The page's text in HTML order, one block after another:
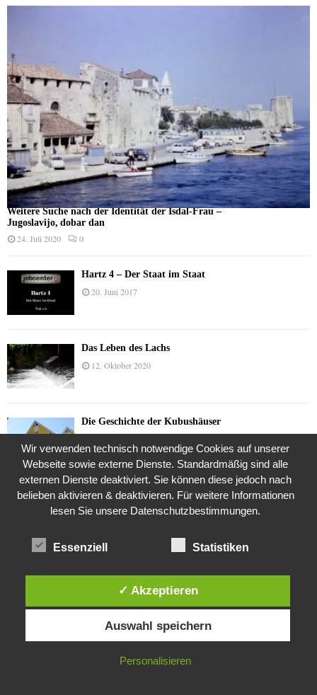
Weitere Suche nach der Identität der Isdal-Frau –
Jugoslavijo, dobar dan
24. Juli 2020 0
Hartz 4 – Der Staat im Staat
20. Juni 2017
Das Leben des Lachs
12. Oktober 2020
Die Geschichte der Kubushäuser
Was ist denn das? -Mars „SOL 735“ Rover Curiosity
24. November 2015
3. November 2019
Die Straße radikalisiert jeden Tag ein Stückchen
Diese Website verwendet Cookies. Durch die weitere Nutzung dieser
Website stimmst du der Verwendung von Cookies zu.
IN ORDNUNG
Wir verwenden technisch notwendige Cookies auf unserer
Webseite sowie externe Dienste. Standardmäßig sind alle
externen Dienste deaktiviert. Sie können diese jedoch nach
belieben aktivieren & deaktivieren. Für weitere Informationen
lesen Sie unsere Datenschutzbestimmungen.
Essenziell Statistiken
✓ Akzeptieren
Auswahl speichern
Personalisieren